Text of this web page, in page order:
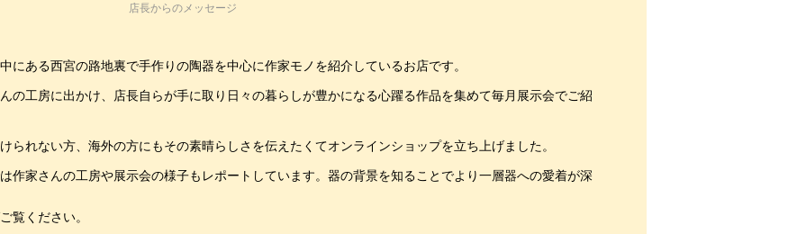
店長からのメッセージ
にある西宮の路地裏で手作りの陶器を中心に作家モノを紹介しているお店です。
の工房に出かけ、店長自らが手に取り日々の暮らしが豊かになる心躍る作品を集めて毎月展示会でご紹
られない方、海外の方にもその素晴らしさを伝えたくてオンラインショップを立ち上げました。
作家さんの工房や展示会の様子もレポートしています。器の背景を知ることでより一層器への愛着が深
覧ください。